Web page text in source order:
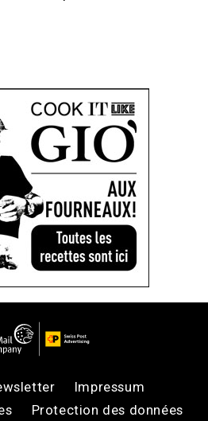
Impressum
Protection des données